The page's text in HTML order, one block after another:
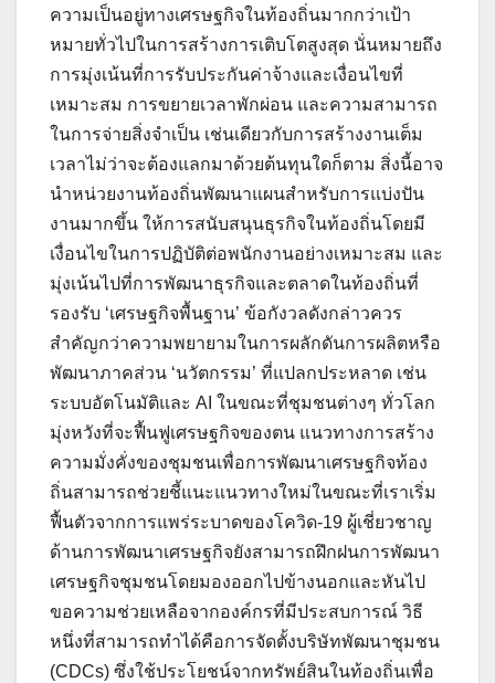
ความเป็นอยู่ทางเศรษฐกิจในท้องถิ่นมากกว่าเป้า
หมายทั่วไปในการสร้างการเติบโตสูงสุด นั่นหมายถึง
การมุ่งเน้นที่การรับประกันค่าจ้างและเงื่อนไขที่
เหมาะสม การขยายเวลาพักผ่อน และความสามารถ
ในการจ่ายสิ่งจำเป็น เช่นเดียวกับการสร้างงานเต็ม
เวลาไม่ว่าจะต้องแลกมาด้วยต้นทุนใดก็ตาม สิ่งนี้อาจ
นำหน่วยงานท้องถิ่นพัฒนาแผนสำหรับการแบ่งปัน
งานมากขึ้น ให้การสนับสนุนธุรกิจในท้องถิ่นโดยมี
เงื่อนไขในการปฏิบัติต่อพนักงานอย่างเหมาะสม และ
มุ่งเน้นไปที่การพัฒนาธุรกิจและตลาดในท้องถิ่นที่
รองรับ ‘เศรษฐกิจพื้นฐาน’ ข้อกังวลดังกล่าวควร
สำคัญกว่าความพยายามในการผลักดันการผลิตหรือ
พัฒนาภาคส่วน ‘นวัตกรรม’ ที่แปลกประหลาด เช่น
ระบบอัตโนมัติและ AI ในขณะที่ชุมชนต่างๆ ทั่วโลก
มุ่งหวังที่จะฟื้นฟูเศรษฐกิจของตน แนวทางการสร้าง
ความมั่งคั่งของชุมชนเพื่อการพัฒนาเศรษฐกิจท้อง
ถิ่นสามารถช่วยชี้แนะแนวทางใหม่ในขณะที่เราเริ่ม
ฟื้นตัวจากการแพร่ระบาดของโควิด-19 ผู้เชี่ยวชาญ
ด้านการพัฒนาเศรษฐกิจยังสามารถฝึกฝนการพัฒนา
เศรษฐกิจชุมชนโดยมองออกไปข้างนอกและหันไป
ขอความช่วยเหลือจากองค์กรที่มีประสบการณ์ วิธี
หนึ่งที่สามารถทำได้คือการจัดตั้งบริษัทพัฒนาชุมชน
(CDCs) ซึ่งใช้ประโยชน์จากทรัพย์สินในท้องถิ่นเพื่อ